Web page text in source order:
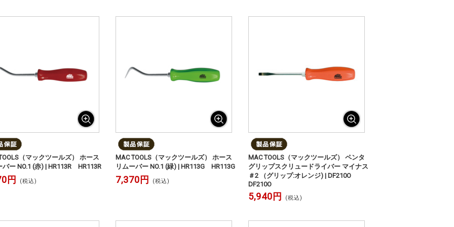
（マックツールズ） ホース
バー NO.1 (赤) | HR113R HR113R
円 (税込)
MAC TOOLS（マックツールズ） ホース
リムーバー NO.1 (緑) | HR113G HR113G
7,370円 (税込)
MAC TOOLS（マックツールズ） ペンタ
グリップスクリュードライバー マイナス
＃2 （グリップ:オレンジ) | DF210O
DF210O
5,940円 (税込)